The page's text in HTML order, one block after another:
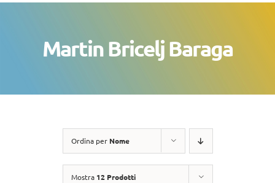
Martin Bricelj Baraga
Ordina per Nome
Mostra 12 Prodotti